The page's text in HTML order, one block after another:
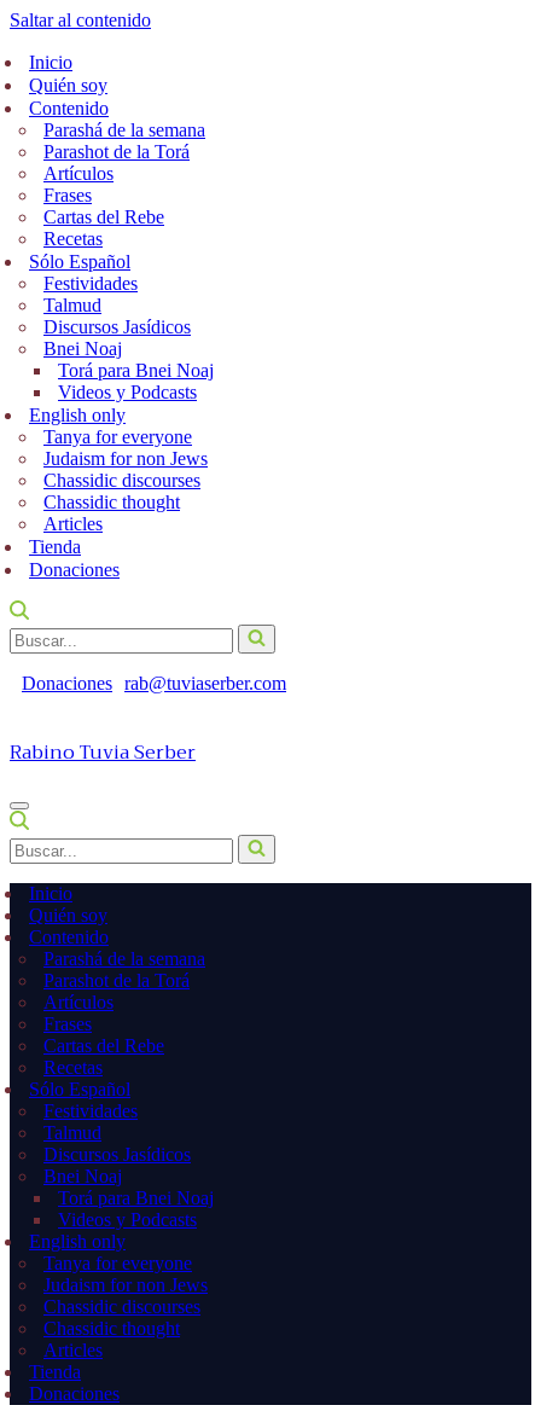
Saltar al contenido
Inicio
Quién soy
Contenido
Parashá de la semana
Parashot de la Torá
Artículos
Frases
Cartas del Rebe
Recetas
Sólo Español
Festividades
Talmud
Discursos Jasídicos
Bnei Noaj
Torá para Bnei Noaj
Videos y Podcasts
English only
Tanya for everyone
Judaism for non Jews
Chassidic discourses
Chassidic thought
Articles
Tienda
Donaciones
Buscar...
Donaciones rab@tuviaserber.com
Rabino Tuvia Serber
Menú
de
navegación
Buscar...
Inicio
Quién soy
Contenido
Parashá de la semana
Parashot de la Torá
Artículos
Frases
Cartas del Rebe
Recetas
Sólo Español
Festividades
Talmud
Discursos Jasídicos
Bnei Noaj
Torá para Bnei Noaj
Videos y Podcasts
English only
Tanya for everyone
Judaism for non Jews
Chassidic discourses
Chassidic thought
Articles
Tienda
Donaciones